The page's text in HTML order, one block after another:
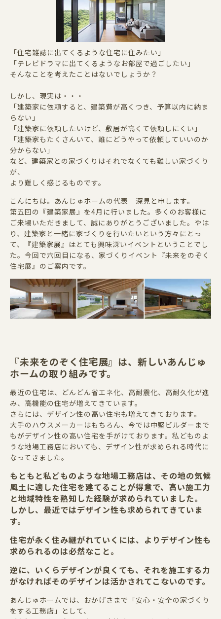
「住宅雑誌に出てくるような住宅に住みたい」
「テレビドラマに出てくるようなお部屋で過ごしたい」
そんなことを考えたことはないでしょうか？
しかし、現実は・・・
「建築家に依頼すると、建築費が高くつき、予算以内に納ま
らない」
「建築家に依頼したいけど、敷居が高くて依頼しにくい」
「建築家もたくさんいて、誰にどうやって依頼していいのか
分からない」
など、建築家との家づくりはそれでなくても難しい家づくり
が、
より難しく感じるものです。
こんにちは。あんじゅホームの代表 深見と申します。
第五回の『建築家展』を4月に行いました。多くのお客様に
ご来場いただきまして、誠にありがとうございました。やは
り、建築家と一緒に家づくりを行いたいという方々にとっ
て、『建築家展』はとても興味深いイベントということでし
た。今回で六回目になる、家づくりイベント『未来をのぞく
住宅展』のご案内です。
『未来をのぞく住宅展』は、新しいあんじゅ
ホームの取り組みです。
最近の住宅は、どんどん省エネ化、高耐震化、高耐久化が進
み、高機能の住宅が増えてきています。
さらには、デザイン性の高い住宅も増えてきております。
大手のハウスメーカーはもちろん、今では中堅ビルダーまで
もがデザイン性の高い住宅を手がけております。私どものよ
うな地場工務店においても、デザイン性が求められる時代に
なってきました。
もともと私どものような地場工務店は、その地の気候
風土に適した住宅を建てることが得意で、高い施工力
と地域特性を熟知した経験が求められていました。
しかし、最近ではデザイン性も求められてきていま
す。
住宅が永く住み継がれていくには、よりデザイン性も
求められるのは必然なこと。
逆に、いくらデザインが良くても、それを施工する力
がなければそのデザインは活かされてこないのです。
あんじゅホームでは、おかげさまで「安心・安全の家づくり
をする工務店」として、